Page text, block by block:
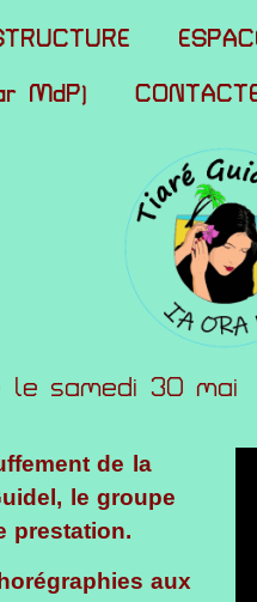
MdP)
le samedi 30 mai
de la
le groupe
prestation.
aux